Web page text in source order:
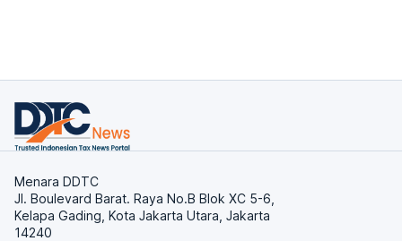
Menara DDTC
Jl. Boulevard Barat. Raya No.B Blok XC 5-6,
Kelapa Gading, Kota Jakarta Utara, Jakarta
14240